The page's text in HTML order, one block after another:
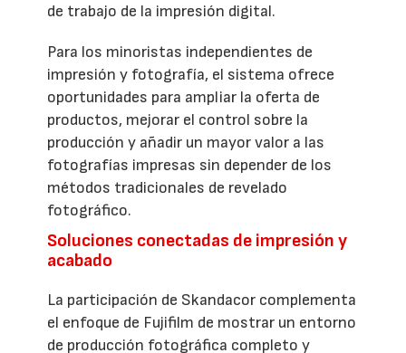
de trabajo de la impresión digital.
Para los minoristas independientes de
impresión y fotografía, el sistema ofrece
oportunidades para ampliar la oferta de
productos, mejorar el control sobre la
producción y añadir un mayor valor a las
fotografías impresas sin depender de los
métodos tradicionales de revelado
fotográfico.
Soluciones conectadas de impresión y
acabado
La participación de Skandacor complementa
el enfoque de Fujifilm de mostrar un entorno
de producción fotográfica completo y